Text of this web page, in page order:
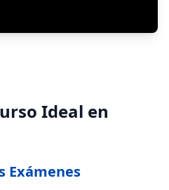
Ideal en
Exámenes